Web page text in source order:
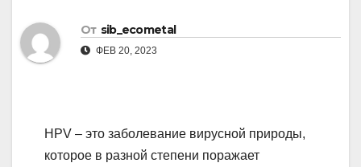
От sib_ecometal
ФЕВ 20, 2023
HPV – это заболевание вирусной природы,
которое в разной степени поражает